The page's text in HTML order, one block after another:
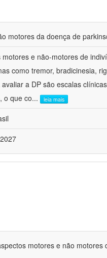
motores da doença de
e não-motores de
como tremor, bradicinesia,
a DP são escalas
o que co... leia mais
motores e não motores